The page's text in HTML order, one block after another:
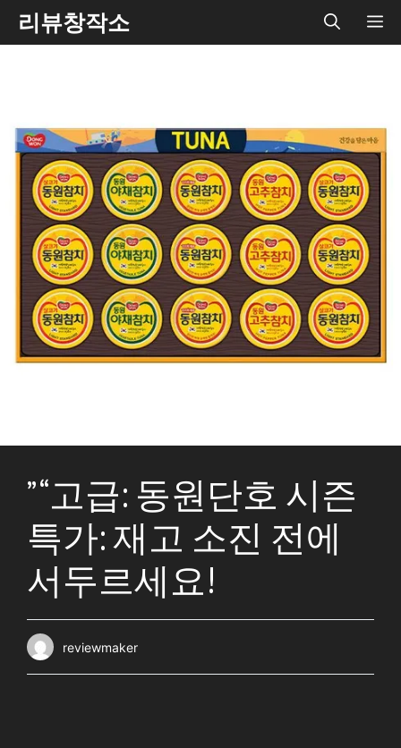
Skip리뷰창작소
” “고급: 동원단호 시즌
특가: 재고 소진 전에
서두르세요!
reviewmaker